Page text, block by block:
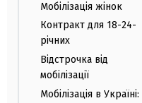
Мобілізація жінок
Контракт для 18-24-
річних
Відстрочка від
мобілізації
Мобілізація в Україні: